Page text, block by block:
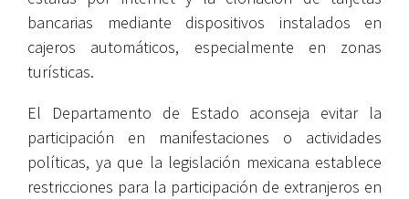
bancarias mediante dispositivos instalados en
cajeros automáticos, especialmente en zonas
turísticas.
El Departamento de Estado aconseja evitar la
participación en manifestaciones o actividades
políticas, ya que la legislación mexicana establece
restricciones para la participación de extranjeros en